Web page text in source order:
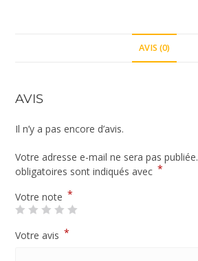
AVIS (0)
AVIS
Il n’y a pas encore d’avis.
Votre adresse e-mail ne sera pas publiée.
obligatoires sont indiqués avec *
Votre note *
Votre avis *